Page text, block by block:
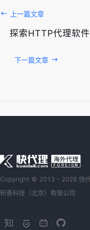
上一篇文章
探索HTTP代理软
下一篇文章
Copyright © 2013 - 2026 快
积善科技（北京）有限公司